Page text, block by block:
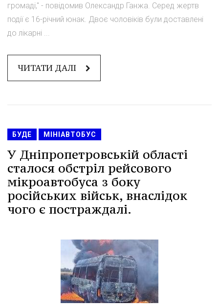
громаді," - повідомив Олександр Ганжа. Серед жертв
події є 16-річний юнак. Двоє чоловіків були доставлені
до лікарні ...
ЧИТАТИ ДАЛІ
БУДЕ МІНІАВТОБУС
У Дніпропетровській області
сталося обстріл рейсового
мікроавтобуса з боку
російських військ, внаслідок
чого є постраждалі.